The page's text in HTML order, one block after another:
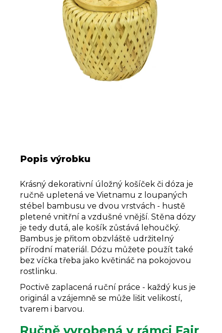
Popis výrobku
Krásný dekorativní úložný košíček či dóza je
ručně upletená ve Vietnamu z loupaných
stébel bambusu ve dvou vrstvách - hustě
pletené vnitřní a vzdušné vnější. Stěna dózy
je tedy dutá, ale košík zůstává lehoučký.
Bambus je přitom obzvláště udržitelný
přírodní materiál. Dózu můžete použít také
bez víčka třeba jako květináč na pokojovou
rostlinku.
Poctivě zaplacená ruční práce - každý kus je
originál a vzájemně se může lišit velikostí,
tvarem i barvou.